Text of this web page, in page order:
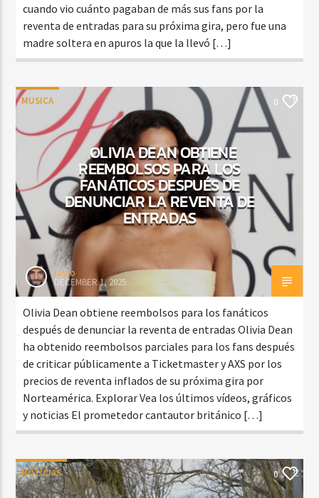
cuando vio cuánto pagaban de más sus fans por la
reventa de entradas para su próxima gira, pero fue una
madre soltera en apuros la que la llevó […]
MUSICA 0
OLIVIA DEAN OBTIENE
REEMBOLSOS PARA LOS
FANÁTICOS DESPUÉS DE
DENUNCIAR LA REVENTA DE
ENTRADAS
rasco
DECEMBER 1, 2025
Olivia Dean obtiene reembolsos para los fanáticos
después de denunciar la reventa de entradas Olivia Dean
ha obtenido reembolsos parciales para los fans después
de criticar públicamente a Ticketmaster y AXS por los
precios de reventa inflados de su próxima gira por
Norteamérica. Explorar Vea los últimos vídeos, gráficos
y noticias El prometedor cantautor británico […]
NOTICIAS 0